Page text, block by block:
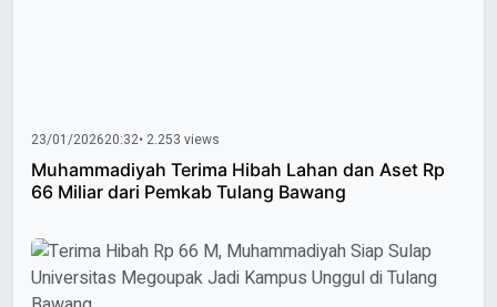
23/01/202620:32• 2.253 views
Muhammadiyah Terima Hibah Lahan dan Aset Rp
66 Miliar dari Pemkab Tulang Bawang